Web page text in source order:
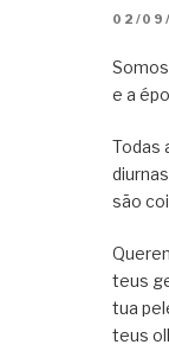
02/
e a
Todas
são
teus
tua
teus